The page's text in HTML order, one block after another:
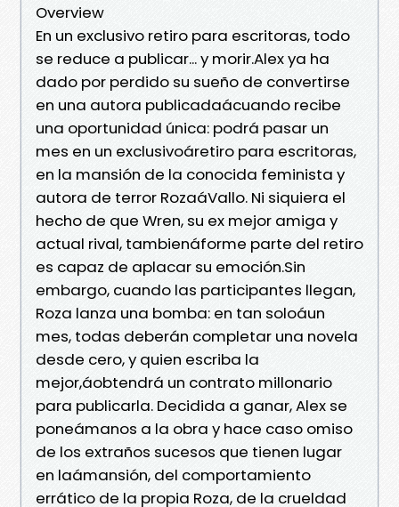
Overview
En un exclusivo retiro para escritoras, todo
se reduce a publicar... y morir.Alex ya ha
dado por perdido su sueño de convertirse
en una autora publicadaácuando recibe
una oportunidad única: podrá pasar un
mes en un exclusivoáretiro para escritoras,
en la mansión de la conocida feminista y
autora de terror RozaáVallo. Ni siquiera el
hecho de que Wren, su ex mejor amiga y
actual rival, tambienáforme parte del retiro
es capaz de aplacar su emoción.Sin
embargo, cuando las participantes llegan,
Roza lanza una bomba: en tan soloáun
mes, todas deberán completar una novela
desde cero, y quien escriba la
mejor,áobtendrá un contrato millonario
para publicarla. Decidida a ganar, Alex se
poneámanos a la obra y hace caso omiso
de los extraños sucesos que tienen lugar
en laámansión, del comportamiento
errático de la propia Roza, de la crueldad